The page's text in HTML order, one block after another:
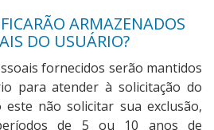
ARMAZENADOS
DO USUÁRIO?
fornecidos serão mantidos
para atender à solicitação do
não solicitar sua exclusão,
de 5 ou 10 anos de